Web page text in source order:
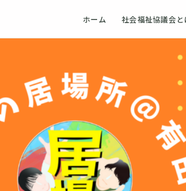
ホーム 社会福祉協議会と